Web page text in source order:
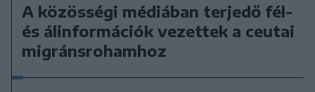
A közösségi médiában terjedő fél-
és álinformációk vezettek a ceutai
migránsrohamhoz